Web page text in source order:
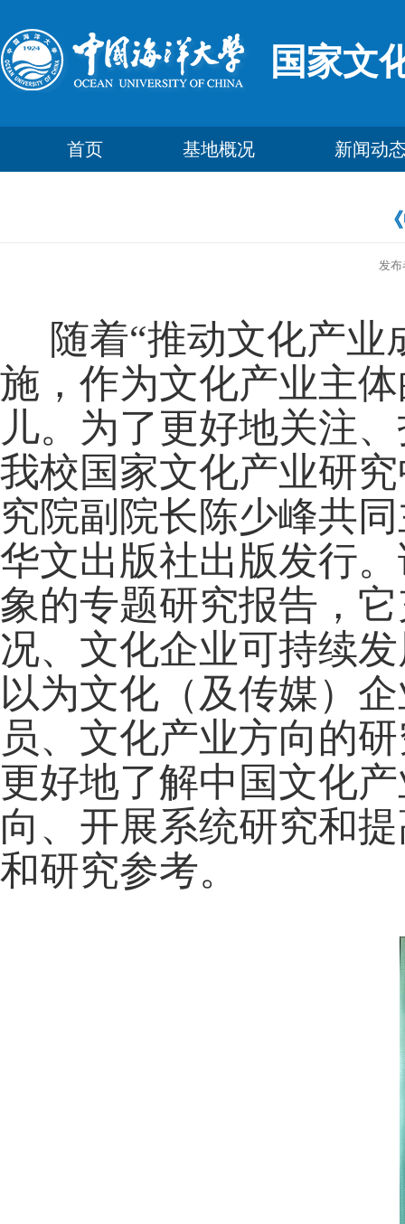
国家文
首页 基地概况 新闻动
发布
随着“推动文化产业
施，作为文化产业主
儿。为了更好地关注
我校国家文化产业研
究院副院长陈少峰共
华文出版社出版发行
象的专题研究报告，
况、文化企业可持续
以为文化（及传媒）
员、文化产业方向的
更好地了解中国文化
向、开展系统研究和
和研究参考。